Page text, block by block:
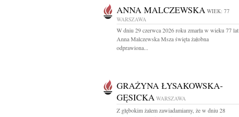
ANNA MALCZEWSKA WIEK: 77
WARSZAWA
W dniu 29 czerwca 2026 roku zmarła w wieku 77 lat
Anna Malczewska Msza święta żałobna
odprawiona...
GRAŻYNA ŁYSAKOWSKA-
GĘSICKA WARSZAWA
Z głębokim żalem zawiadamiamy, że w dniu 28